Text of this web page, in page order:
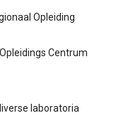
Opleiding
Centrum
laboratoria